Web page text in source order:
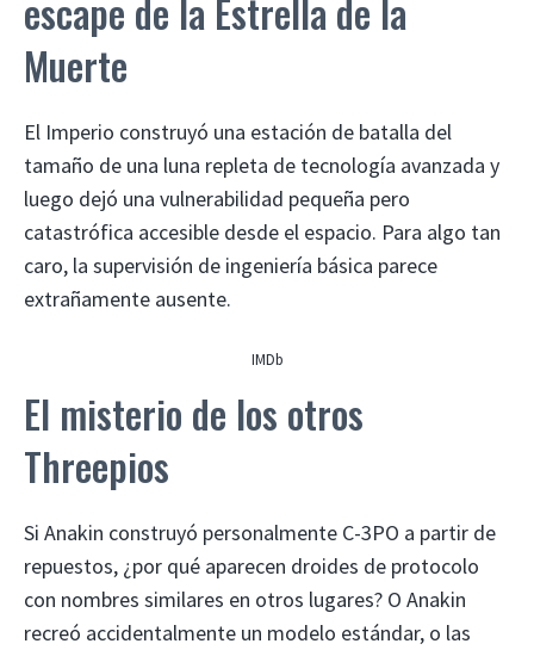
escape de la Estrella de la
Muerte
El Imperio construyó una estación de batalla del
tamaño de una luna repleta de tecnología avanzada y
luego dejó una vulnerabilidad pequeña pero
catastrófica accesible desde el espacio. Para algo tan
caro, la supervisión de ingeniería básica parece
extrañamente ausente.
IMDb
El misterio de los otros
Threepios
Si Anakin construyó personalmente C-3PO a partir de
repuestos, ¿por qué aparecen droides de protocolo
con nombres similares en otros lugares? O Anakin
recreó accidentalmente un modelo estándar, o las